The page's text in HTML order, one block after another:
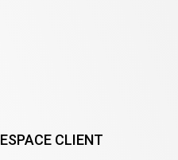
ESPACE CLIENT